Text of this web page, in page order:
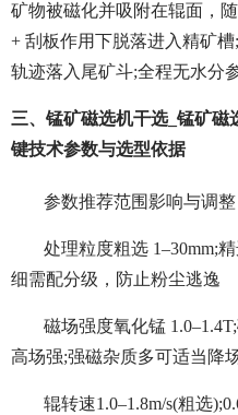
矿物被磁化并吸附在辊面，
+ 刮板作用下脱落进入精矿
轨迹落入尾矿斗;全程无水分
三、锰矿磁选机干选_锰矿
键技术参数与选型依据
参数推荐范围影响与调整
处理粒度粗选 1–30mm;
细需配分级，防止粉尘逃逸
磁场强度氧化锰
高场强;强磁杂质多可适当降
辊转速1.0–1.8m/s(粗选